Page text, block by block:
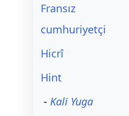
Fransız
cumhuriyetçi
Hicrî
Hint
- Kali Yuga